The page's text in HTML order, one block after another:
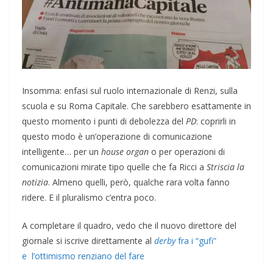
Insomma: enfasi sul ruolo internazionale di Renzi, sulla
scuola e su Roma Capitale. Che sarebbero esattamente in
questo momento i punti di debolezza del PD: coprirli in
questo modo è un’operazione di comunicazione
intelligente… per un house organ o per operazioni di
comunicazioni mirate tipo quelle che fa Ricci a Striscia la
notizia. Almeno quelli, però, qualche rara volta fanno
ridere. E il pluralismo c’entra poco.
A completare il quadro, vedo che il nuovo direttore del
giornale si iscrive direttamente al derbyfra i “gufi”
e l’ottimismo renziano del fare